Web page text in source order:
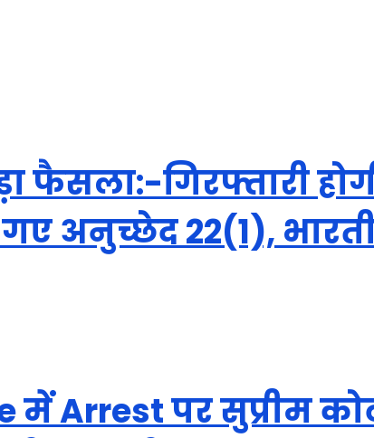
फैसला:-गिरफ्तारी
अनुच्छेद 22(1),
Arrest पर सुप्रीम